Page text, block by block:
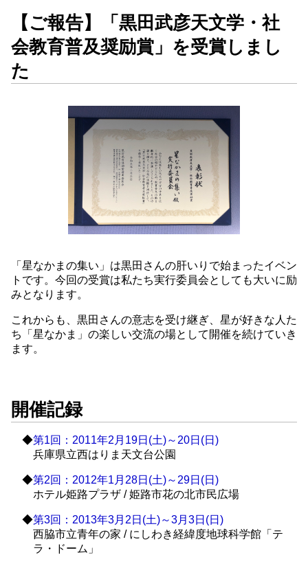
【ご報告】「黒田武彦天文学・社
会教育普及奨励賞」を受賞しまし
た
「星なかまの集い」は黒田さんの肝いりで始まったイベン
トです。今回の受賞は私たち実行委員会としても大いに励
みとなります。
これからも、黒田さんの意志を受け継ぎ、星が好きな人た
ち「星なかま」の楽しい交流の場として開催を続けていき
ます。
開催記録
◆第1回：2011年2月19日(土)～20日(日)
兵庫県立西はりま天文台公園
◆第2回：2012年1月28日(土)～29日(日)
ホテル姫路プラザ / 姫路市花の北市民広場
◆第3回：2013年3月2日(土)～3月3日(日)
西脇市立青年の家 / にしわき経緯度地球科学館「テ
ラ・ドーム」